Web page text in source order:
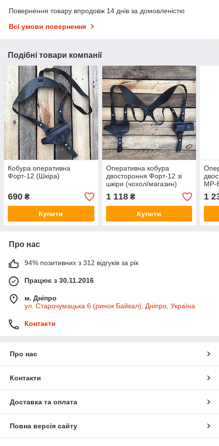
Повернення товару впродовж 14 днів за домовленістю
Всі умови повернення
Подібні товари компанії
Кобура оперативна
Форт-12 (Шкіра)
690 ₴
Купити
Оперативна кобура
двостороння Форт-12 зі
шкіри (чохол/магазин)
1 118₴
Купити
МР-
1
Про нас
94% позитивних з 312 відгуків за рік
Працює з 30.11.2016
м. Дніпро
ул. Старочумацька 6 (ринок Байкал), Дніпро, Україна
Контакти
Про нас
Контакти
Доставка та оплата
Повна версія сайту